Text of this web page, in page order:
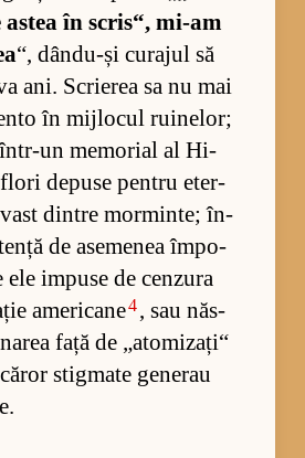
as­tea în scris“, mi-am
“, dân­du-și cu­ra­jul să
ani. Scri­e­rea sa nu mai
în mij­lo­cul ru­i­ne­lor;
în­tr-un me­mo­rial al Hi­
de­puse pen­tru eter­
din­tre mor­min­te; în­
de ase­me­nea îm­po­
im­puse de cen­zura
ame­ri­cane4, sau năs­
față de „a­to­mi­zați“
stig­mate ge­ne­rau